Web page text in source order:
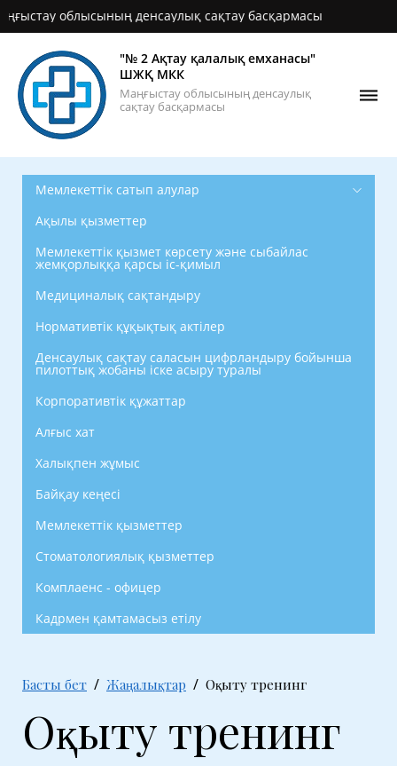
облысының денсаулық сақтау басқармасы
"№ 2 Ақтау қалалық емханасы"
ШЖҚ МКК
Маңғыстау облысының денсаулық
сақтау басқармасы
Мемлекеттік сатып алулар
Ақылы қызметтер
Мемлекеттік қызмет көрсету және сыбайлас
жемқорлыққа қарсы іс-қимыл
Медициналық сақтандыру
Нормативтік құқықтық актілер
Денсаулық сақтау саласын цифрландыру бойынша
пилоттық жобаны іске асыру туралы
Корпоративтік құжаттар
Алғыс хат
Халықпен жұмыс
Байқау кеңесі
Мемлекеттік қызметтер
Стоматологиялық қызметтер
Комплаенс - офицер
Кадрмен қамтамасыз етілу
Басты бет Жаңалықтар Оқыту тренинг
Оқыту тренинг